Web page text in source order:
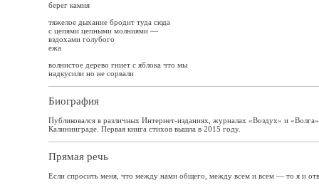
берег камня
тяжелое дыхание бродит туда сюда
с цепями цепными молниями —
вздохами голубого
ежа
волнистое дерево гниет с яблока что мы
надкусили но не сорвали
Биография
Публиковался в различных Интернет-изданиях, журналах «Воздух» и
Калининграде. Первая книга стихов вышла в 2015 году.
Прямая речь
Если спросить меня, что между нами общего, между всем и всем — то я и